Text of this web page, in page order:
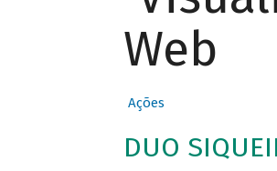
Web
Ações
DUO